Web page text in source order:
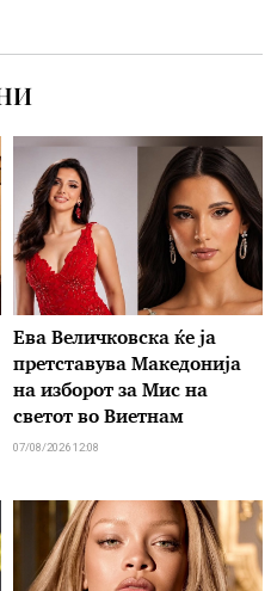
Ева Величковска ќе ја
претставува Македонија
на изборот за Мис на
светот во Виетнам
07/08/2026 12:08